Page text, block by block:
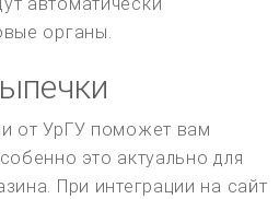
органы.
от УрГУ поможет вам
это актуально для
При интеграции на сайт